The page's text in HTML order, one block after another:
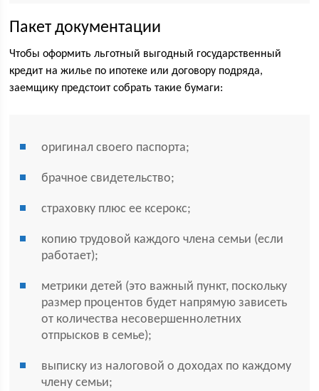
Пакет документации
Чтобы оформить льготный выгодный государственный
кредит на жилье по ипотеке или договору подряда,
заемщику предстоит собрать такие бумаги:
оригинал своего паспорта;
брачное свидетельство;
страховку плюс ее ксерокс;
копию трудовой каждого члена семьи (если
работает);
метрики детей (это важный пункт, поскольку
размер процентов будет напрямую зависеть
от количества несовершеннолетних
отпрысков в семье);
выписку из налоговой о доходах по каждому
члену семьи;